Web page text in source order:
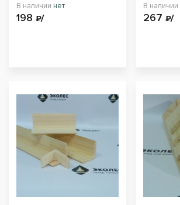
В наличии нет
198 ₽/
В наличии
267 ₽/